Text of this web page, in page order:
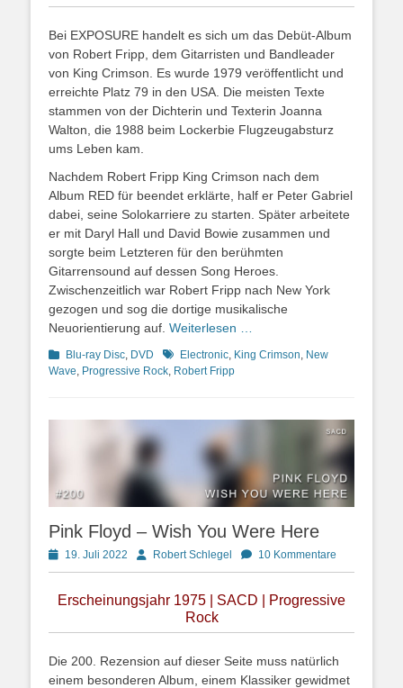
Bei EXPOSURE handelt es sich um das Debüt-Album
von Robert Fripp, dem Gitarristen und Bandleader
von King Crimson. Es wurde 1979 veröffentlicht und
erreichte Platz 79 in den USA. Die meisten Texte
stammen von der Dichterin und Texterin Joanna
Walton, die 1988 beim Lockerbie Flugzeugabsturz
ums Leben kam.
Nachdem Robert Fripp King Crimson nach dem
Album RED für beendet erklärte, half er Peter Gabriel
dabei, seine Solokarriere zu starten. Später arbeitete
er mit Daryl Hall und David Bowie zusammen und
sorgte beim Letzteren für den berühmten
Gitarrensound auf dessen Song Heroes.
Zwischenzeitlich war Robert Fripp nach New York
gezogen und sog die dortige musikalische
Neuorientierung auf. Weiterlesen …
Kategorien
Blu-ray Disc DVD Schlagworte
Electronic King Crimson New
Wave Progressive Rock Robert Fripp
Pink Floyd – Wish You Were Here
Posted
on
19. Juli 2022 AutorRobert Schlegel 10 Kommentare
Erscheinungsjahr 1975 | SACD | Progressive
Rock
Die 200. Rezension auf dieser Seite muss natürlich
einem besonderen Album, einem Klassiker gewidmet